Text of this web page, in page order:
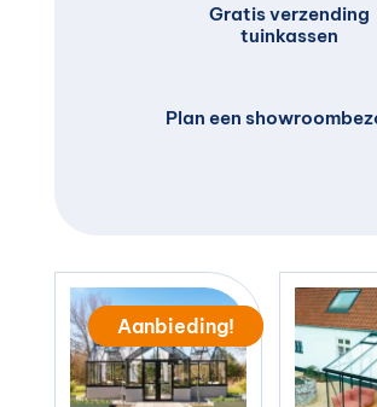
Gratis verzending
tuinkassen
Plan een
Aanbieding!